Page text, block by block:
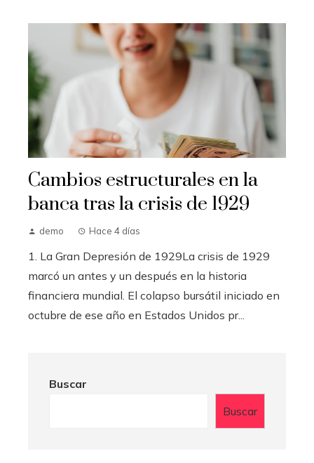
Cambios estructurales en la
banca tras la crisis de 1929
demo Hace 4 días
1. La Gran Depresión de 1929La crisis de 1929
marcó un antes y un después en la historia
financiera mundial. El colapso bursátil iniciado en
octubre de ese año en Estados Unidos pr...
Buscar
Buscar